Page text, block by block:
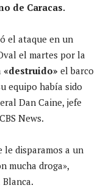
de Caracas.
el ataque en un
el martes por la
«destruido» el barco
equipo había sido
Dan Caine, jefe
News.
disparamos a un
mucha droga»,